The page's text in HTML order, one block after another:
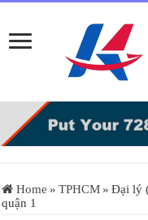
Home » TPHCM » Đại lý
quận 1